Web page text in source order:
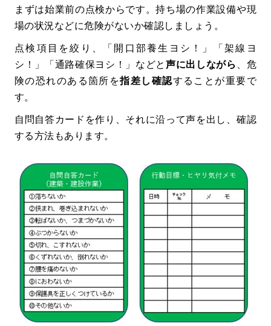
まずは始業前の点検からです。持ち場の作業設備や現
場の状況などに危険がないか確認しましょう。
点検項目を絞り、「開口部養生ヨシ！」「架線ヨ
シ！」「通路確保ヨシ！」などと声に出しながら
、危
険の恐れのある箇所を指差し確認することが重要で
す。
自問自答カードを作り、それに沿って声を出し、確認
する方法もあります。